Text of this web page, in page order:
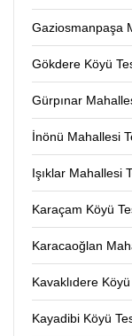
Gaziosmanpaşa
Gökdere Köyü
Gürpınar
İnönü Mahallesi
Işıklar Mahallesi
Karaçam Köyü
Karacaoğlan
Kavaklıdere
Kayadibi Köyü